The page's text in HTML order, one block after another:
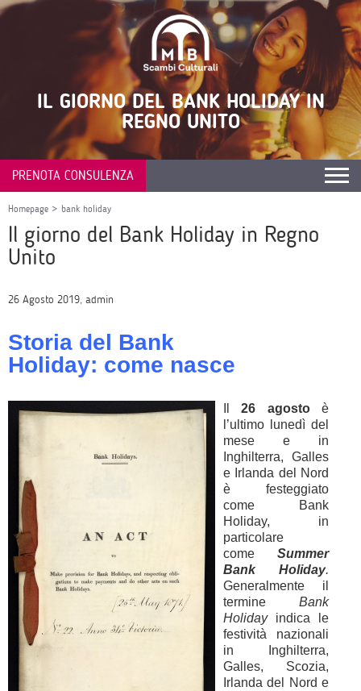
IL GIORNO DEL BANK HOLIDAY IN
REGNO UNITO
PRENOTA CONSULENZA
Homepage > bank holiday
Il giorno del Bank Holiday in Regno
Unito
26 Agosto 2019, admin
Storia del Bank
Holiday: come nasce
Il26 agostoè
l’ultimo lunedì del
mese e in
Inghilterra, Galles
e Irlanda del Nord
è festeggiato
come Bank
Holiday, in
particolare
come Summer
Bank Holiday.
Generalmente il
termine Bank
Holidayindica le
festività nazionali
in Inghilterra,
Galles, Scozia,
Irlanda del Nord e